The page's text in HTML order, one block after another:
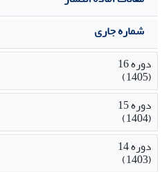
شماره جاری
دوره 16
(1405)
دوره 15
(1404)
دوره 14
(1403)